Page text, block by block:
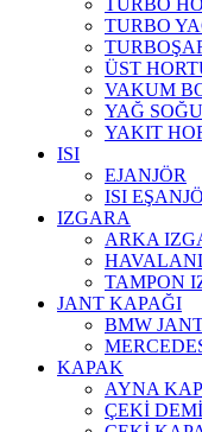
TURBO
TURBO
ÜST
VAKUM
YAĞ
YAKIT
ISI
EJANJÖR
ISI
IZGARA
ARKA
TAMPON
JANT KAPAĞI
BMW
KAPAK
AYNA
ÇEKİ